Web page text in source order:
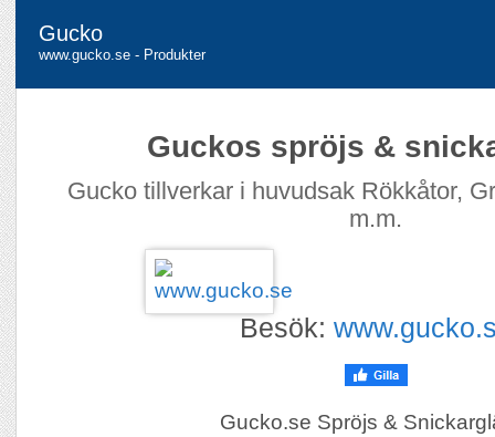
Gucko
www.gucko.se - Produkter
Guckos spröjs &
Gucko tillverkar i huvudsak Rökkåtor,
m.m.
Besök:
Gucko.se Spröjs &